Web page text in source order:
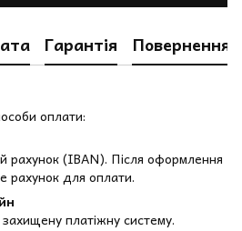
Гарантія
Повернення
оплати:
рахунок (IBAN). Після оформлення
рахунок для оплати.
платіжну систему.